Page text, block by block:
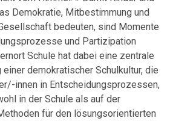
Demokratie, Mitbestimmung und
bedeuten, sind Momente
und Partizipation
Schule hat dabei eine zentrale
einer demokratischer Schulkultur, die
innen in Entscheidungsprozessen,
in der Schule als auf der
für den lösungsorientierten